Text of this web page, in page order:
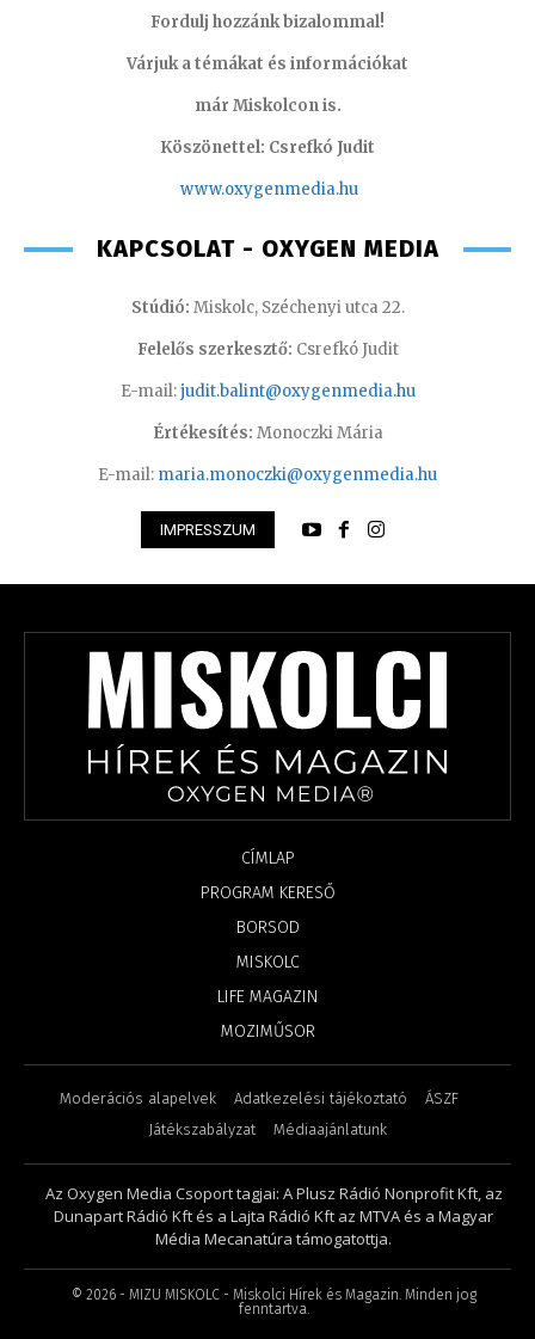
Fordulj hozzánk bizalommal!
Várjuk a témákat és információkat
már Miskolcon is.
Köszönettel: Csrefkó Judit
www.oxygenmedia.hu
KAPCSOLAT - OXYGEN MEDIA
Stúdió: Miskolc, Széchenyi utca 22.
Felelős szerkesztő: Csrefkó Judit
E-mail:judit.balint@oxygenmedia.hu
Értékesítés: Monoczki Mária
E-mail: maria.monoczki@oxygenmedia.hu
IMPRESSZUM
CÍMLAP
PROGRAM KERESŐ
BORSOD
MISKOLC
LIFE MAGAZIN
MOZIMŰSOR
Moderációs alapelvek Adatkezelési tájékoztató
ÁSZF
Játékszabályzat
Médiaajánlatunk
Az Oxygen Media Csoport tagjai: A Plusz Rádió Nonprofit Kft, az
Dunapart Rádió Kft és a Lajta Rádió Kft az MTVA és a Magyar
Média Mecanatúra támogatottja.
© 2026- MIZU MISKOLC - Miskolci Hírek és Magazin. Minden jog
fenntartva.